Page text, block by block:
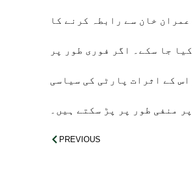
خان سے رابطہ کرنے کا
جا سکے۔ اگر فوری طور پر
کے اثرات پارٹی کی سیاسی
منفی طور پر پڑ سکتے ہیں۔
PREVIOUS